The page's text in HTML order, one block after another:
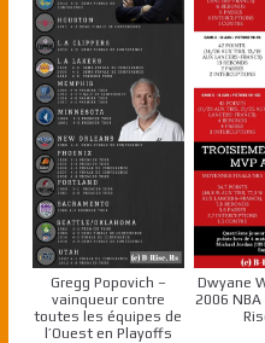
Gregg Popovich –
vainqueur contre
toutes les équipes de
l’Ouest en Playoffs
Dwyane
2006